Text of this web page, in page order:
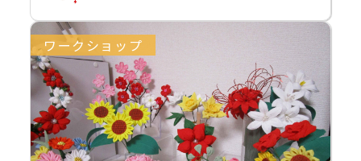
ワークショップ